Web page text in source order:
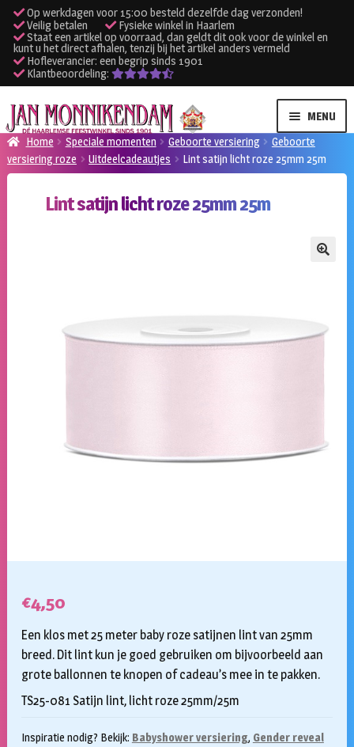
Op werkdagen voor 15:00 besteld dezelfde dag verzonden!
Veilig betalen
Fysieke winkel in Haarlem
Staat een artikel op voorraad, dan geldt dit ook voor de winkel en
kunt u het direct afhalen, tenzij bij het artikel anders vermeld
Hofleverancier: een begrip sinds 1901
Klantbeoordeling:
Ga
door
naar
navigatie
Ga
naar
de
inhoud
MENU
Verhuur kleding
Verhuur apparatuur
Inloggen
Home Speciale momenten Geboorte versiering
Geboorte
versiering roze
Uitdeelcadeautjes Lint satijn licht roze 25mm 25m
Lint satijn licht roze 25mm 25m
€4,50
Een klos met 25 meter baby roze satijnen lint van 25mm
breed. Dit lint kun je goed gebruiken om bijvoorbeeld aan
grote ballonnen te knopen of cadeau’s mee in te pakken.
TS25-081 Satijn lint, licht roze 25mm/25m
Inspiratie nodig? Bekijk: Babyshower versiering, Gender reveal